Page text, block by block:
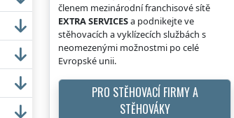
členem mezinárodní franchisové sítě
EXTRA SERVICESa podnikejte ve
stěhovacích a vyklízecích službách s
neomezenými možnostmi po celé
Evropské unii.
PRO STĚHOVACÍ FIRMY A
STĚHOVÁKY